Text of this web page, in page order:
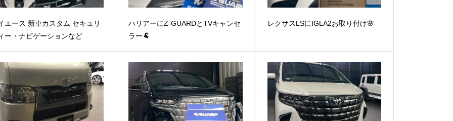
エース 新車カスタム セキュリ
ー・ナビゲーションなど
ハリアーにZ-GUARDとTVキャンセ
ラー🐏
レクサスLSにIGLA2お取り付け🌸